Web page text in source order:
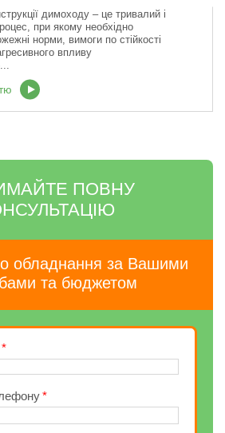
димоходу – це тривалий і
при якому необхідно
норми, вимоги по стійкості
впливу
ПОВНУ
обладнання за Вашими
та бюджетом